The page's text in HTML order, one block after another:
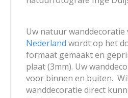
Uw natuur wanddecoratie
Nederland wordt op het
formaat gemaakt en
plaat (3mm). Uw
voor binnen en buiten.
wanddecoratie direct